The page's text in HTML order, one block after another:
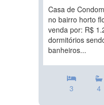
Casa de
no bairro horto
venda por: R$
dormitórios
banheiros...
3 4